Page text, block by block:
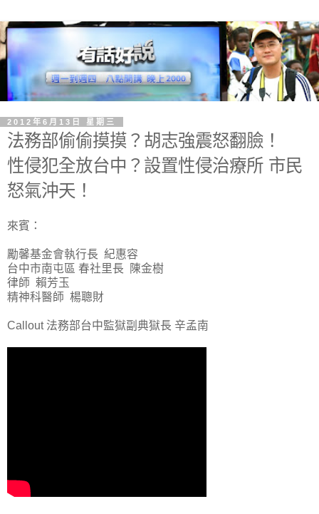
2012年6月13日 星期三
法務部偷偷摸摸？胡志強震怒翻臉！
性侵犯全放台中？設置性侵治療所 市民
怒氣沖天！
來賓：
勵馨基金會執行長 紀惠容
台中市南屯區 春社里長 陳金樹
律師 賴芳玉
精神科醫師 楊聰財
Callout 法務部台中監獄副典獄長 辛孟南